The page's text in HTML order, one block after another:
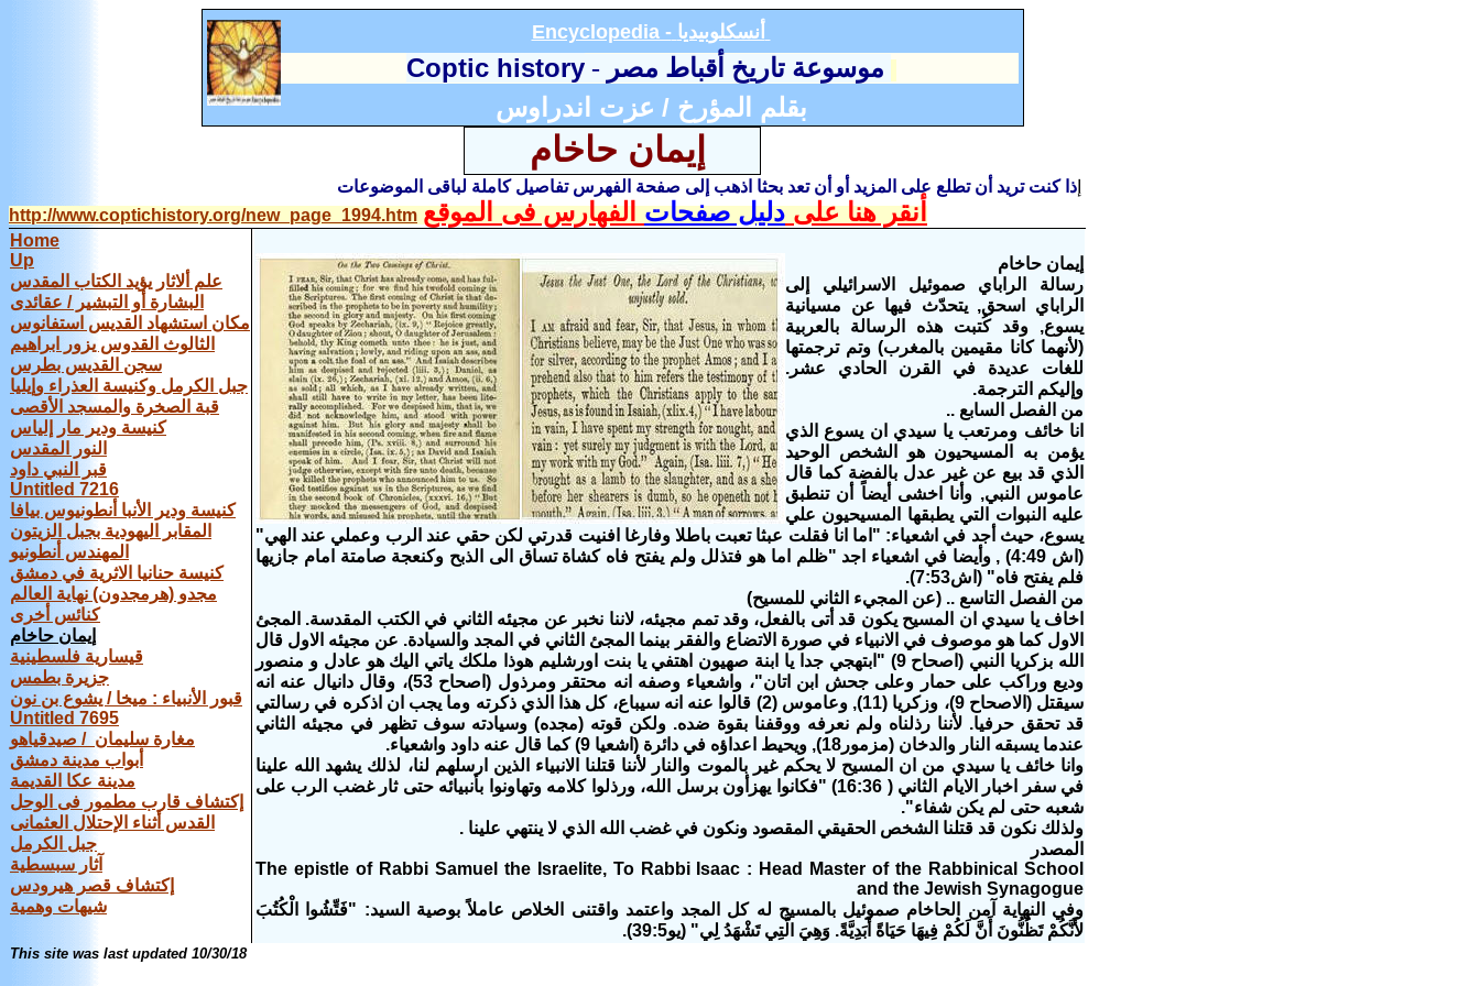
Encyclopedia - أنسكلوبيديا
موسوعة تاريخ أقباط مصر-
Coptic history
بقلم المؤرخ / عزت اندراوس
إيمان حاخام
ذا كنت تريد أن تطلع على المزيد أو أن تعد بحثا اذهب إلى صفحة الفهرس تفاصيل كاملة لباقى الموضوعات
أنقر هنا علىدليل صفحاتالفهارس فى الموقع http://www.coptichistory.org/new_page_1994.htm
Home
Up
علم ألاثار يؤيد الكتاب المقدس
البشارة أو التبشير / عقائدى
مكان استشهاد القديس استفانوس
الثالوث القدوس يزور ابراهيم
سجن القديس بطرس
جبل الكرمل وكنيسة العذراء وإيليا
قبة الصخرة والمسجد الأقصى
كنيسة ودير مار إلياس
النور المقدس
قبر النبي داود
Untitled 7216
كنيسة ودير الأنبا أنطونيوس بيافا
المقابر اليهودية بجبل الزيتون
المهندس أنطونيو
كنيسة حنانيا الاثرية في دمشق
مجدو (هرمجدون) نهاية العالم
كنائس أخرى
إيمان حاخام
قيسارية فلسطينية
جزيرة بطمس
قبور الأنبياء : ميخا / يشوع بن نون
Untitled 7695
مغارة سليمان / صيدقياهو
أبواب مدينة دمشق
مدينة عكا القديمة
إكتشاف قارب مطمور فى الوحل
القدس أثناء الإحتلال العثمانى
جبل الكرمل
آثار سبسطية
إكتشاف قصر هيرودس
شيهات وهمية
إيمان حاخام
رسالة الراباي صموئيل الاسرائيلي إلى
الراباي اسحق, يتحدّث فيها عن مسيانية
يسوع, وقد كُتبت هذه الرسالة بالعربية
(لأنهما كانا مقيمين بالمغرب) وتم ترجمتها
للغات عديدة في القرن الحادي عشر.
وإليكم الترجمة.
من الفصل السابع ..
انا خائف ومرتعب يا سيدي ان يسوع الذي
يؤمن به المسيحيون هو الشخص الوحيد
الذي قد بيع عن غير عدل بالفضة كما قال
عاموس النبي, وأنا اخشى أيضاً أن تنطبق
عليه النبوات التي يطبقها المسيحيون علي
يسوع، حيث أجد في اشعياء: "اما انا فقلت عبثا تعبت باطلا وفارغا افنيت قدرتي لكن حقي عند الرب وعملي عند الهي"
(اش 4:49) , وأيضا في اشعياء اجد "ظلم اما هو فتذلل ولم يفتح فاه كشاة تساق الى الذبح وكنعجة صامتة امام جازيها
فلم يفتح فاه" (اش7:53).
من الفصل التاسع .. (عن المجيء الثاني للمسيح)
اخاف يا سيدي ان المسيح يكون قد أتى بالفعل، وقد تمم مجيئه، لاننا نخبر عن مجيئه الثاني في الكتب المقدسة. المجئ
الاول كما هو موصوف في الانبياء في صورة الاتضاع والفقر بينما المجئ الثاني في المجد والسيادة. عن مجيئه الاول قال
الله بزكريا النبي (اصحاح 9) "ابتهجي جدا يا ابنة صهيون اهتفي يا بنت اورشليم هوذا ملكك ياتي اليك هو عادل و منصور
وديع وراكب على حمار وعلى جحش ابن اتان"، واشعياء وصفه انه محتقر ومرذول (اصحاح 53)، وقال دانيال عنه انه
سيقتل (الاصحاح 9)، وزكريا (11), وعاموس (2) قالوا عنه انه سيباع، كل هذا الذي ذكرته وما يجب ان اذكره في رسالتي
قد تحقق حرفيا. لأننا رذلناه ولم نعرفه ووقفنا بقوة ضده. ولكن قوته (مجده) وسيادته سوف تظهر في مجيئه الثاني
عندما يسبقه النار والدخان (مزمور18), ويحيط اعداؤه في دائرة (اشعيا 9) كما قال عنه داود واشعياء.
وانا خائف يا سيدي من ان المسيح لا يحكم غير بالموت والنار لأننا قتلنا الانبياء الذين ارسلهم لنا، لذلك يشهد الله علينا
في سفر اخبار الايام الثاني ( 16:36) "فكانوا يهزأون برسل الله، ورذلوا كلامه وتهاونوا بأنبيائه حتى ثار غضب الرب على
شعبه حتى لم يكن شفاء".
ولذلك نكون قد قتلنا الشخص الحقيقي المقصود ونكون في غضب الله الذي لا ينتهي علينا .
المصدر
The epistle of Rabbi Samuel the Israelite, To Rabbi Isaac : Head Master of the Rabbinical School
and the Jewish Synagogue
وفي النهاية آمن الحاخام صموئيل بالمسيح له كل المجد واعتمد واقتنى الخلاص عاملاً بوصية السيد: "فَتِّشُوا الْكُتُبَ
لأَنَّكُمْ تَظُنُّونَ أَنَّ لَكُمْ فِيهَا حَيَاةً أَبَدِيَّةً. وَهِيَ الَّتِي تَشْهَدُ لِي" (يو39:5).
This site was last updated 10/30/18